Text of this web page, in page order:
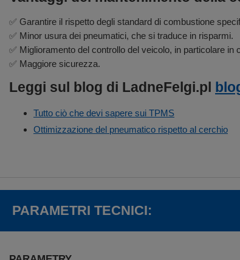
✅ Garantire il rispetto degli standard di combustione
✅ Minor usura dei pneumatici, che si traduce in risparmi.
✅ Miglioramento del controllo del veicolo, in particolare in
✅ Maggiore sicurezza.
Leggi sul blog di LadneFelgi.pl
Tutto ciò che devi sapere sui TPMS
Ottimizzazione del pneumatico rispetto al cerchio
PARAMETRI TECNICI: